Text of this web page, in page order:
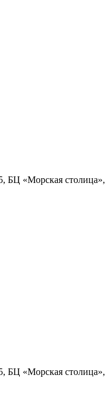
БЦ «Морская столица»,
БЦ «Морская столица»,